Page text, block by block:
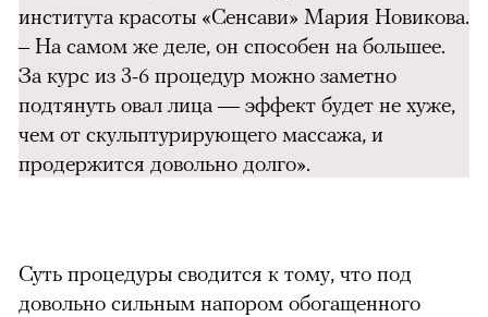
института красоты «Сенсави» Мария Новикова.
– На самом же деле, он способен на большее.
За курс из 3-6 процедур можно заметно
подтянуть овал лица — эффект будет не хуже,
чем от скульптурирующего массажа, и
продержится довольно долго».
Суть процедуры сводится к тому, что под
довольно сильным напором обогащенного